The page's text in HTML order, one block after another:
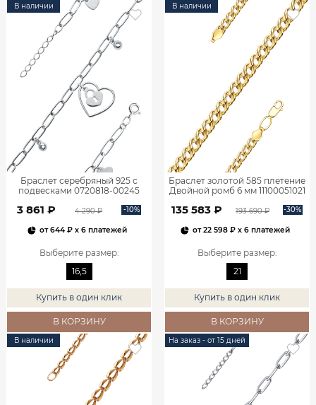
В наличии
Браслет серебряный 925 с
подвесками 0720818-00245
3 861 ₽ 4 290 ₽ -10%
от644 ₽ x 6 платежей
Выберите размер:
16,5
Купить в один клик
В КОРЗИНУ
В наличии
Браслет золотой 585 плетение
Двойной ромб 6 мм 11100051021
135 583 ₽ 193 690 ₽ -30%
от22 598 ₽ x 6 платежей
Выберите размер:
21
Купить в один клик
В КОРЗИНУ
В наличии На заказ - от 15 дней